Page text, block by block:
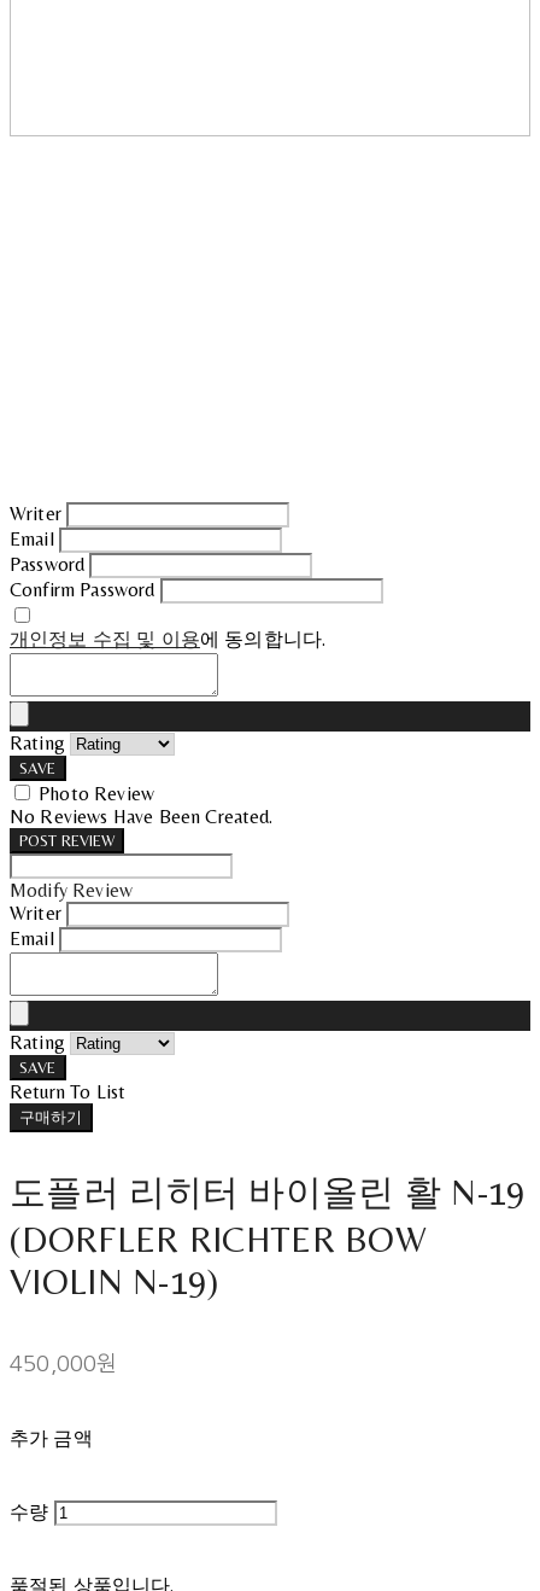
Writer
Email
Password
Confirm Password
개인정보 수집 및 이용에 동의합니다.
Rating
SAVE
Photo Review
No Reviews Have Been Created.
POST REVIEW
Modify Review
Writer
Email
Rating
SAVE
Return To List
구매하기
도플러 리히터 바이올린 활 N-19
(DORFLER RICHTER BOW
VIOLIN N-19)
450,000원
추가 금액
수량
품절된 상품입니다.